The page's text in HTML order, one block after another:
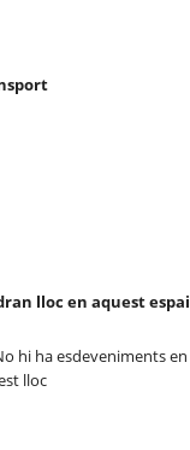
lloc en aquest espai
hi ha esdeveniments en
lloc